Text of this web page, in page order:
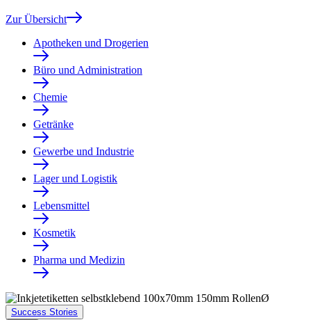
Zur Übersicht
Apotheken und Drogerien
Büro und Administration
Chemie
Getränke
Gewerbe und Industrie
Lager und Logistik
Lebensmittel
Kosmetik
Pharma und Medizin
Success Stories